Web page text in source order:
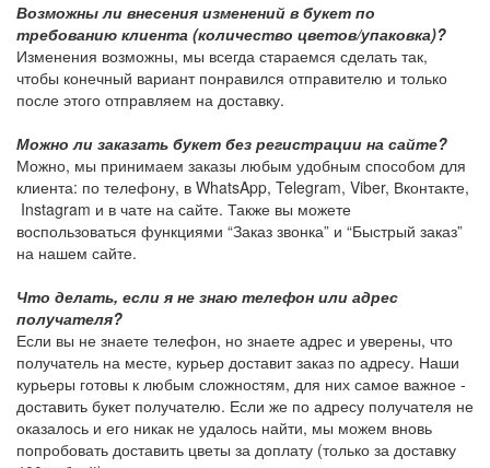
Возможны ли внесения изменений в букет по
требованию клиента (количество цветов/упаковка)?
Изменения возможны, мы всегда стараемся сделать так,
чтобы конечный вариант понравился отправителю и только
после этого отправляем на доставку.
Можно ли заказать букет без регистрации на сайте?
Можно, мы принимаем заказы любым удобным способом для
клиента: по телефону, в WhatsApp, Telegram, Viber, Вконтакте,
Instagram и в чате на сайте. Также вы можете
воспользоваться функциями “Заказ звонка” и “Быстрый заказ”
на нашем сайте.
Что делать, если я не знаю телефон или адрес
получателя?
Если вы не знаете телефон, но знаете адрес и уверены, что
получатель на месте, курьер доставит заказ по адресу. Наши
курьеры готовы к любым сложностям, для них самое важное -
доставить букет получателю. Если же по адресу получателя не
оказалось и его никак не удалось найти, мы можем вновь
попробовать доставить цветы за доплату (только за доставку